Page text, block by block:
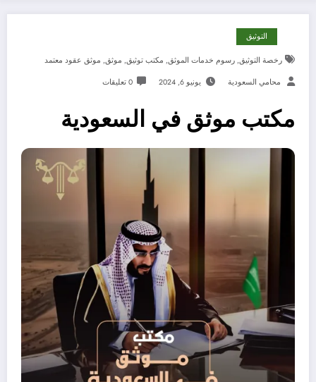
التوثيق
رخصة التوثيق رسوم خدمات الموثق مكتب توثيق موثق موثق عقود معتمد
محامي السعودية يونيو 6, 2024 0 تعليقات
مكتب موثق في السعودية